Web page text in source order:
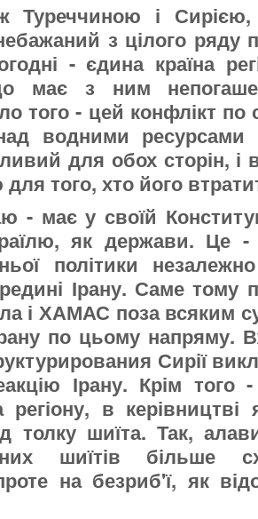
Туреччиною і
з цілого ряду
- єдина країна
має з ним
того - цей конфлікт по
водними ресурсами
для обох сторін, і
того, хто його
- має у своїй
як держави. Це
політики
Ірану. Саме тому
і ХАМАС поза всяким
по цьому напряму.
Сирії
Ірану. Крім
регіону, в керівництві
толку шиїта. Так,
шиїтів більше
на безриб'ї, як